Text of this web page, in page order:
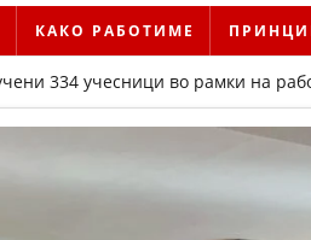
КАКО РАБОТИМЕ
334 учесници во рамки на